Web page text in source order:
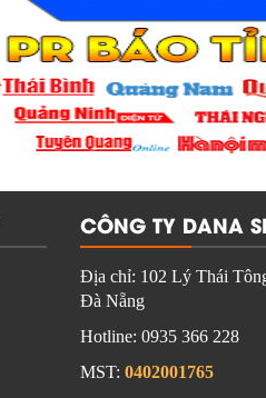
CÔNG TY DANA
Địa chỉ: 102 Lý Thái
Đà Nẵng
Hotline: 0935 366 228
MST: 0402001765